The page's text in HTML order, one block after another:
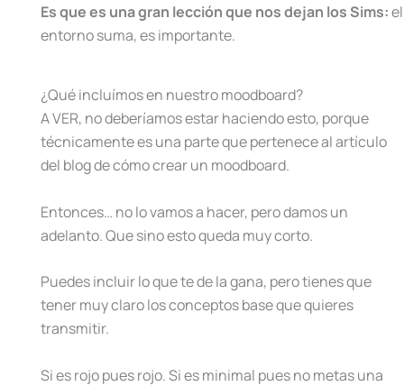
Es que es una gran lección que nos dejan los Sims:el
entorno suma, es importante.
¿Qué incluímos en nuestro moodboard?
A VER, no deberíamos estar haciendo esto, porque
técnicamente es una parte que pertenece al artículo
del blog de cómo crear un moodboard.
Entonces… no lo vamos a hacer, pero damos un
adelanto. Que sino esto queda muy corto.
Puedes incluir lo que te de la gana, pero tienes que
tener muy claro los conceptos base que quieres
transmitir.
Si es rojo pues rojo. Si es minimal pues no metas una